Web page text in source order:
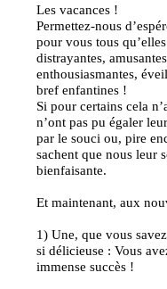
Les vacances !
Permettez-nous
pour vous tous
distrayantes,
enthousiasmantes,
bref enfantines !
Si pour certains cela
n’ont pas pu égaler
par le souci ou, pire
sachent que nous leur
bienfaisante.
Et maintenant, aux
1) Une, que vous
si délicieuse : Vous
immense succès !